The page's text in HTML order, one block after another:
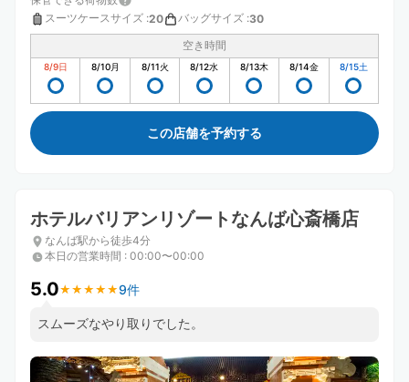
スーツケースサイズ :20 バッグサイズ :30
空き時間
8/9日 8/10月 8/11火 8/12水 8/13木 8/14金 8/15土
この店舗を予約する
ホテルバリアンリゾートなんば心斎橋店
なんば駅から徒歩4分
本日の営業時間 : 00:00〜00:00
5.0★ ★ ★ ★ ★
★ ★ ★ ★ ★9件
スムーズなやり取りでした。